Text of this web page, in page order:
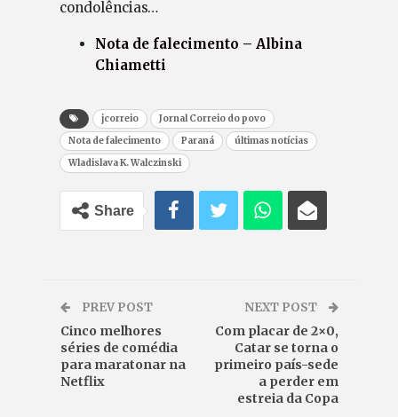
condolências…
Nota de falecimento – Albina
Chiametti
jcorreio
Jornal Correio do povo
Nota de falecimento
Paraná
últimas notícias
Wladislava K. Walczinski
Share
PREV POST
Cinco melhores
séries de comédia
para maratonar na
Netflix
NEXT POST
Com placar de 2×0,
Catar se torna o
primeiro país-sede
a perder em
estreia da Copa